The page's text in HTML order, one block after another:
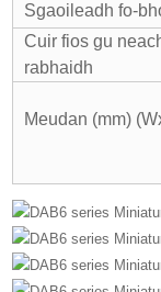
Sgaoileadh fo-
Cuir fios gu
rabhaidh
Meudan (mm)